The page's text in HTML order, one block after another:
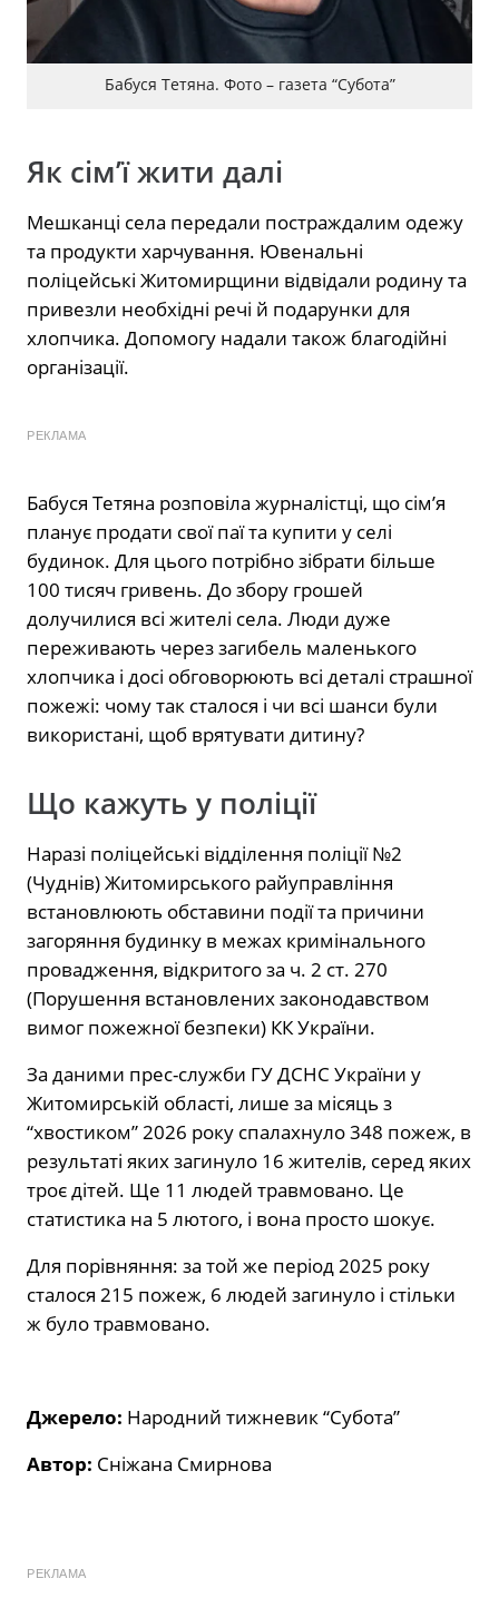
Бабуся Тетяна. Фото – газета “Субота”
Як сім’ї жити далі
Мешканці села передали постраждалим одежу
та продукти харчування. Ювенальні
поліцейські Житомирщини відвідали родину та
привезли необхідні речі й подарунки для
хлопчика. Допомогу надали також благодійні
організації.
РЕКЛАМА
Бабуся Тетяна розповіла журналістці, що сім’я
планує продати свої паї та купити у селі
будинок. Для цього потрібно зібрати більше
100 тисяч гривень. До збору грошей
долучилися всі жителі села. Люди дуже
переживають через загибель маленького
хлопчика і досі обговорюють всі деталі страшної
пожежі: чому так сталося і чи всі шанси були
використані, щоб врятувати дитину?
Що кажуть у поліції
Наразі поліцейські відділення поліції №2
(Чуднів) Житомирського райуправління
встановлюють обставини події та причини
загоряння будинку в межах кримінального
провадження, відкритого за ч. 2 ст. 270
(Порушення встановлених законодавством
вимог пожежної безпеки) КК України.
За даними прес-служби ГУ ДСНС України у
Житомирській області, лише за місяць з
“хвостиком” 2026 року спалахнуло 348 пожеж, в
результаті яких загинуло 16 жителів, серед яких
троє дітей. Ще 11 людей травмовано. Це
статистика на 5 лютого, і вона просто шокує.
Для порівняння: за той же період 2025 року
сталося 215 пожеж, 6 людей загинуло і стільки
ж було травмовано.
Джерело: Народний тижневик “Субота”
Автор: Сніжана Смирнова
РЕКЛАМА